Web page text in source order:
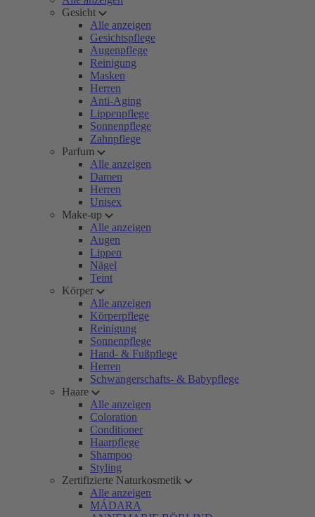
Gesicht
Alle anzeigen
Gesichtspflege
Augenpflege
Reinigung
Masken
Herren
Anti-Aging
Lippenpflege
Sonnenpflege
Zahnpflege
Parfum
Alle anzeigen
Damen
Herren
Unisex
Make-up
Alle anzeigen
Augen
Lippen
Nägel
Teint
Körper
Alle anzeigen
Körperpflege
Reinigung
Sonnenpflege
Hand- & Fußpflege
Herren
Schwangerschafts- & Babypflege
Haare
Alle anzeigen
Coloration
Conditioner
Haarpflege
Shampoo
Styling
Zertifizierte Naturkosmetik
Alle anzeigen
MÁDARA